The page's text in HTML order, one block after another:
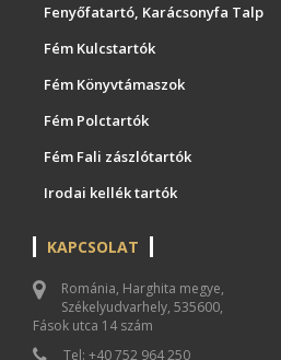
Fenyőfatartó, Karácsonyfa Talp
Fém Kulcstartók
Fém Könyvtámaszok
Fém Polctartók
Fém Fali zászlótartók
Irodai kellék tartók
KAPCSOLAT
Románia, Harghita megye,
Székelyudvarhely, 535600,
Fások utca 14 szám
Tel: +40 752 964 250